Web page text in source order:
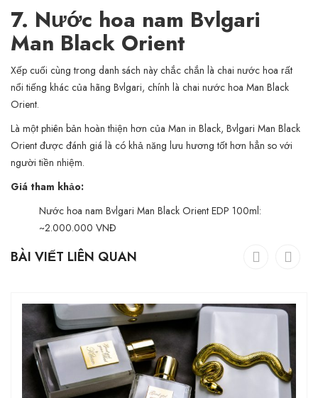
7. Nước hoa nam Bvlgari
Man Black Orient
Xếp cuối cùng trong danh sách này chắc chắn là chai nước hoa rất
nổi tiếng khác của hãng Bvlgari, chính là chai nước hoa Man Black
Orient.
Là một phiên bản hoàn thiện hơn của Man in Black, Bvlgari Man Black
Orient được đánh giá là có khả năng lưu hương tốt hơn hẳn so với
người tiền nhiệm.
Giá tham khảo:
Nước hoa nam Bvlgari Man Black Orient EDP 100ml:
~2.000.000 VNĐ
BÀI VIẾT LIÊN QUAN